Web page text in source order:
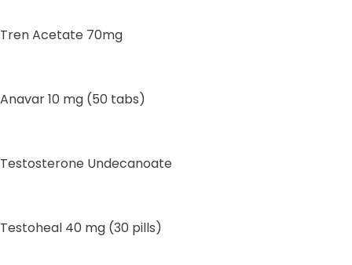
Tren Acetate 70mg
Anavar 10 mg (50 tabs)
Testosterone Undecanoate
Testoheal 40 mg (30 pills)